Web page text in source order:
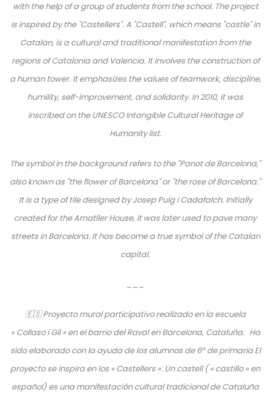
with the help of a group of students from the school. The project
is inspired by the "Castellers". A "Castell", which means "castle" in
Catalan, is a cultural and traditional manifestation from the
regions of Catalonia and Valencia. It involves the construction of
a human tower. It emphasizes the values of teamwork, discipline,
humility, self-improvement, and solidarity. In 2010, it was
inscribed on the UNESCO Intangible Cultural Heritage of
Humanity list.
The symbol in the background refers to the "Panot de Barcelona,"
also known as "the flower of Barcelona" or "the rose of Barcelona."
It is a type of tile designed by Josep Puig i Cadafalch. Initially
created for the Amatller House, it was later used to pave many
streets in Barcelona. It has become a true symbol of the Catalan
capital.
___
🇪🇸 Proyecto mural participativo realizado en la escuela
« Collaso i Gil » en el barrio del Raval en Barcelona, Cataluña. Ha
sido elaborado con la ayuda de los alumnos de 6º de primaria El
proyecto se inspira en los « Castellers ». Un castell ( « castillo » en
español) es una manifestación cultural tradicional de Cataluña